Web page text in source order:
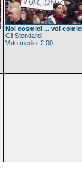
Noi cosmici ... voi
Gli Stendardi
Voto medio: 2.00